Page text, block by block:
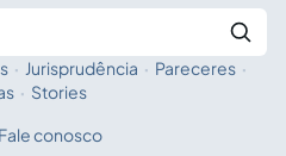
a IA
· Jurisprudência · Pareceres ·
· Stories
Fale conosco